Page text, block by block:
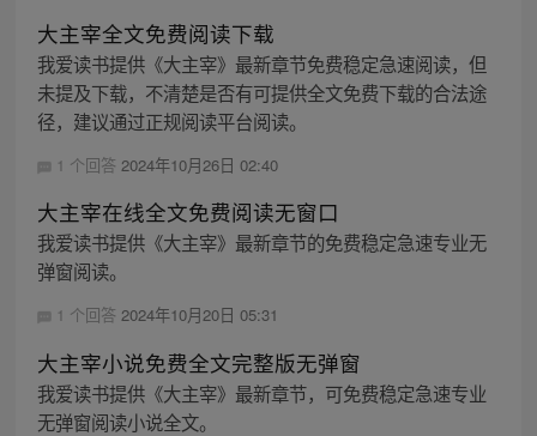
大主宰全文免费阅读下载
我爱读书提供《大主宰》最新章节免费稳定急速阅读，但
未提及下载，不清楚是否有可提供全文免费下载的合法途
径，建议通过正规阅读平台阅读。
1 个回答 2024年10月26日 02:40
大主宰在线全文免费阅读无窗口
我爱读书提供《大主宰》最新章节的免费稳定急速专业无
弹窗阅读。
1 个回答 2024年10月20日 05:31
大主宰小说免费全文完整版无弹窗
我爱读书提供《大主宰》最新章节，可免费稳定急速专业
无弹窗阅读小说全文。